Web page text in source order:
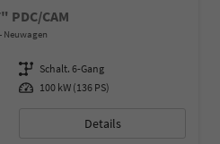
PDC/CAM
Neuwagen
Getriebe Schalt. 6-Gang
Leistung 100 kW (136 PS)
Details